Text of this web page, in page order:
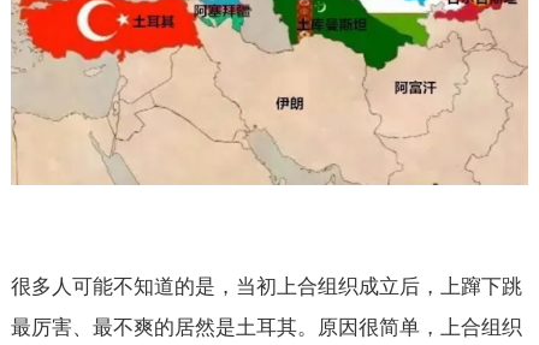
很多人可能不知道的是，当初上合组织成立后，上蹿下跳
最厉害、最不爽的居然是土耳其。原因很简单，上合组织